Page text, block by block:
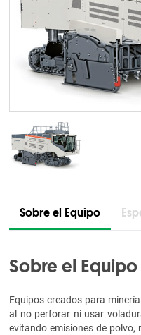
Sobre el Equipo
Sobre el Equipo
Equipos creados para
al no perforar ni usar
evitando emisiones de